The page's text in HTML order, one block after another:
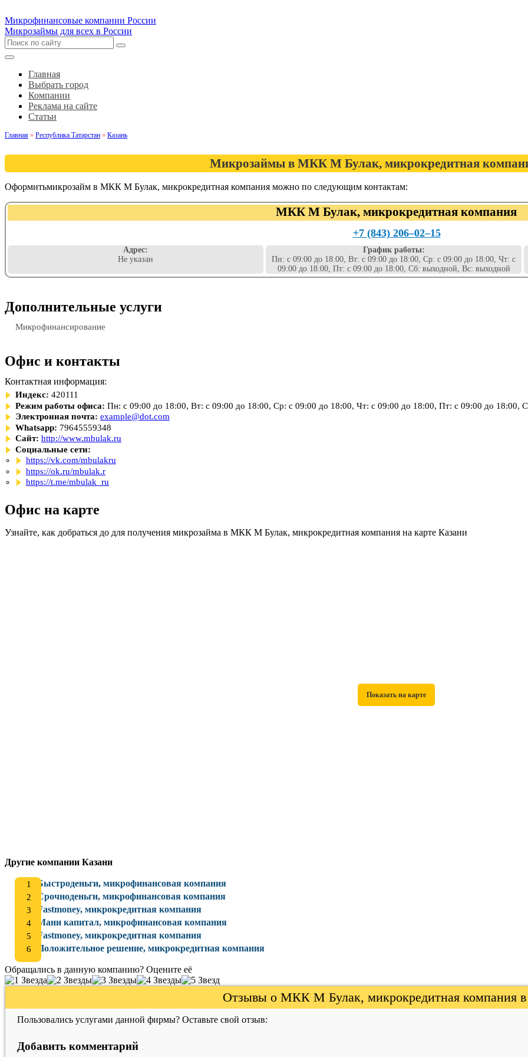
Микрофинансовые компании России
Микрозаймы для всех в России
Главная
Выбрать город
Компании
Реклама на сайте
Статьи
Главная » Республика Татарстан » Казань
Микрозаймы в МКК М Булак, микрокредитная
Оформитьмикрозайм в МКК М Булак, микрокредитная компания можно по следующим контактам:
МКК М Булак, микрокредитная компания
+7 (843) 206‒02‒15
Адрес:
Не указан
График работы:
Пн: с 09:00 до 18:00, Вт: с 09:00 до 18:00, Ср: с 09:00 до 18:00, Чт: с
09:00 до 18:00, Пт: с 09:00 до 18:00, Сб: выходной, Вс: выходной
Дополнительные услуги
Микрофинансирование
Офис и контакты
Контактная информация:
Индекс: 420111
Режим работы офиса: Пн: с 09:00 до 18:00, Вт: с 09:00 до 18:00, Ср: с 09:00 до 18:00, Чт: с 09:00 до 18:00, Пт: с 09:00 до 18:00,
Электронная почта: example@dot.com
Whatsapp: 79645559348
Сайт: http://www.mbulak.ru
Социальные сети:
https://vk.com/mbulakru
https://ok.ru/mbulak.r
https://t.me/mbulak_ru
Офис на карте
Узнайте, как добраться до для получения микрозайма в МКК М Булак, микрокредитная компания на карте Казани
Другие компании Казани
Быстроденьги, микрофинансовая компания
Срочноденьги, микрофинансовая компания
Fastmoney, микрокредитная компания
Мани капитал, микрофинансовая компания
Fastmoney, микрокредитная компания
Положительное решение, микрокредитная компания
Обращались в данную компанию? Оцените её
Отзывы о МКК М Булак, микрокредитная компания в
Пользовались услугами данной фирмы? Оставьте свой отзыв:
Добавить комментарий